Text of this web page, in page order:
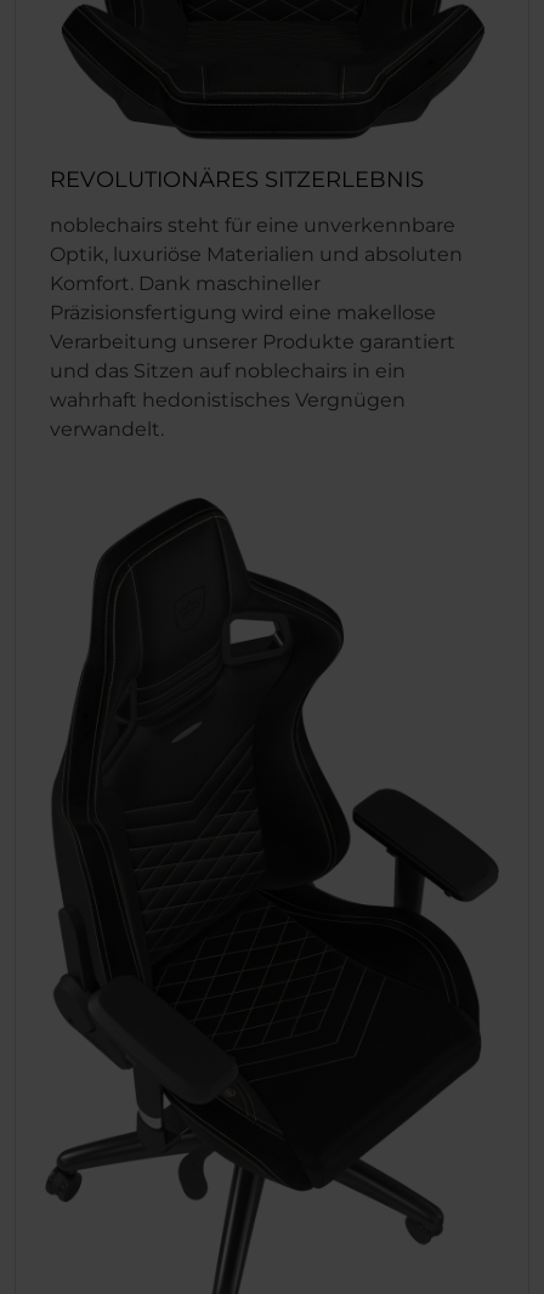
REVOLUTIONÄRES SITZERLEBNIS
noblechairs steht für eine unverkennbare
Optik, luxuriöse Materialien und absoluten
Komfort. Dank maschineller
Präzisionsfertigung wird eine makellose
Verarbeitung unserer Produkte garantiert
und das Sitzen auf noblechairs in ein
wahrhaft hedonistisches Vergnügen
verwandelt.